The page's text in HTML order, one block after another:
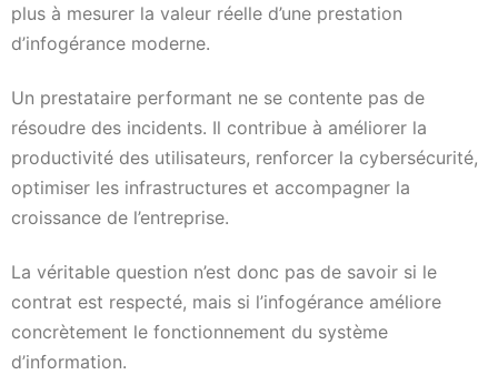
plus à mesurer la valeur réelle d’une prestation
d’infogérance moderne.
Un prestataire performant ne se contente pas de
résoudre des incidents. Il contribue à améliorer la
productivité des utilisateurs, renforcer la cybersécurité,
optimiser les infrastructures et accompagner la
croissance de l’entreprise.
La véritable question n’est donc pas de savoir si le
contrat est respecté, mais si l’infogérance améliore
concrètement le fonctionnement du système
d’information.